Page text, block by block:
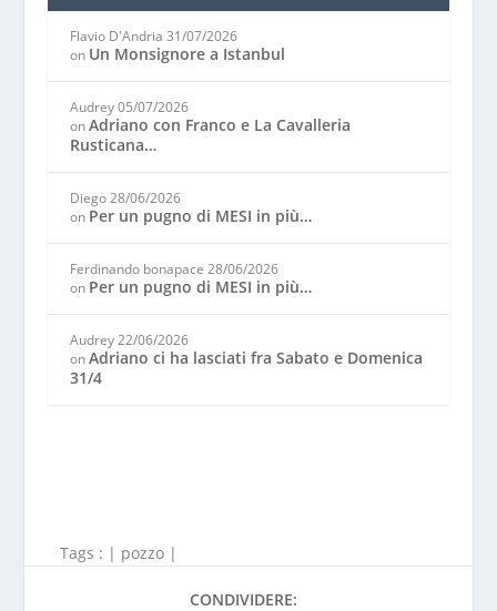
Flavio D'Andria 31/07/2026
on Un Monsignore a Istanbul
Audrey 05/07/2026
onAdriano con Franco e La Cavalleria
Rusticana…
Diego 28/06/2026
on Per un pugno di MESI in più…
Ferdinando bonapace 28/06/2026
on Per un pugno di MESI in più…
Audrey 22/06/2026
onAdriano ci ha lasciati fra Sabato e Domenica
31/4
Tags : | pozzo |
CONDIVIDERE: